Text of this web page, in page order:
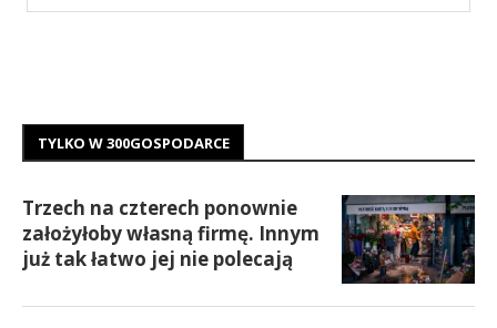
TYLKO W 300GOSPODARCE
Trzech na czterech ponownie
założyłoby własną firmę. Innym
już tak łatwo jej nie polecają